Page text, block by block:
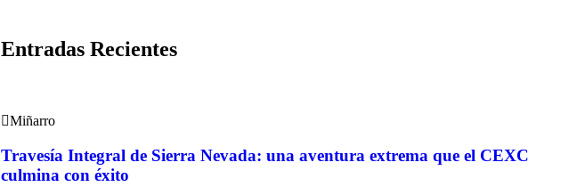
Entradas Recientes
Miñarro
Travesía Integral de Sierra Nevada: una aventura extrema que el CEXC
culmina con éxito